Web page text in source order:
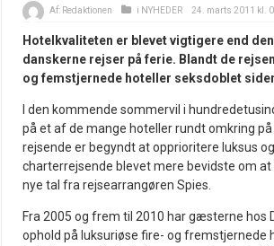
Af: Redaktionen i NYHEDER 24. marts 2011 kl.
Hotelkvaliteten er blevet vigtigere end
danskerne rejser på ferie. Blandt de
og femstjernede hoteller seksdoblet
I den kommende sommervil i
på et af de mange hoteller rundt omkring
rejsende er begyndt at opprioritere luksus
charterrejsende blevet mere bevidste om
nye tal fra rejsearrangøren Spies.
Fra 2005 og frem til 2010 har gæsterne
ophold på luksuriøse fire- og